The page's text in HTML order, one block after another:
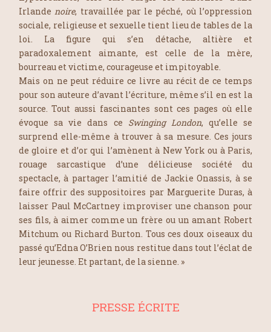
Irlandenoire, travaillée par le péché, où l’oppression
sociale, religieuse et sexuelle tient lieu de tables de la
loi. La figure qui s’en détache, altière et
paradoxalement aimante, est celle de la mère,
bourreau et victime, courageuse et impitoyable.
Mais on ne peut réduire ce livre au récit de ce temps
pour son auteure d’avant l’écriture, même s’il en est la
source. Tout aussi fascinantes sont ces pages où elle
évoque sa vie dans ce Swinging London, qu’elle se
surprend elle-même à trouver à sa mesure. Ces jours
de gloire et d’or qui l’amènent à New York ou à Paris,
rouage sarcastique d’une délicieuse société du
spectacle, à partager l’amitié de Jackie Onassis, à se
faire offrir des suppositoires par Marguerite Duras, à
laisser Paul McCartney improviser une chanson pour
ses fils, à aimer comme un frère ou un amant Robert
Mitchum ou Richard Burton. Tous ces doux oiseaux du
passé qu’Edna O’Brien nous restitue dans tout l’éclat de
leur jeunesse. Et partant, de la sienne. »
PRESSE ÉCRITE